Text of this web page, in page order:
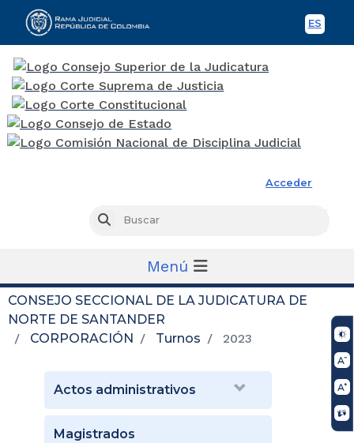
ES
Acceder
Buscar
Menú
CONSEJO SECCIONAL DE LA JUDICATURA DE
NORTE DE SANTANDER
CORPORACIÓN
Turnos 2023
Actos administrativos
Magistrados